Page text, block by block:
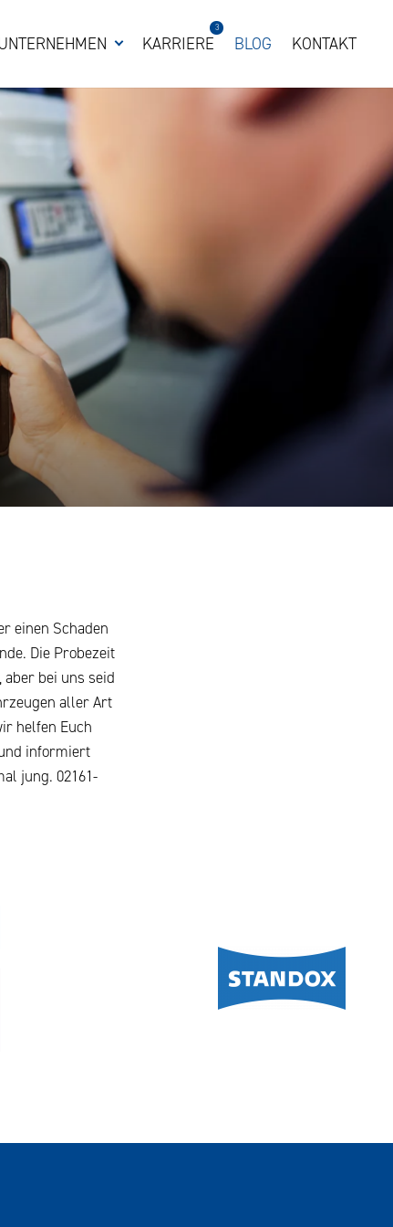
KARRIERE
3
BLOG KONTAKT
einen Schaden
Die Probezeit
bei uns seid
aller Art
helfen Euch
informiert
jung. 02161-